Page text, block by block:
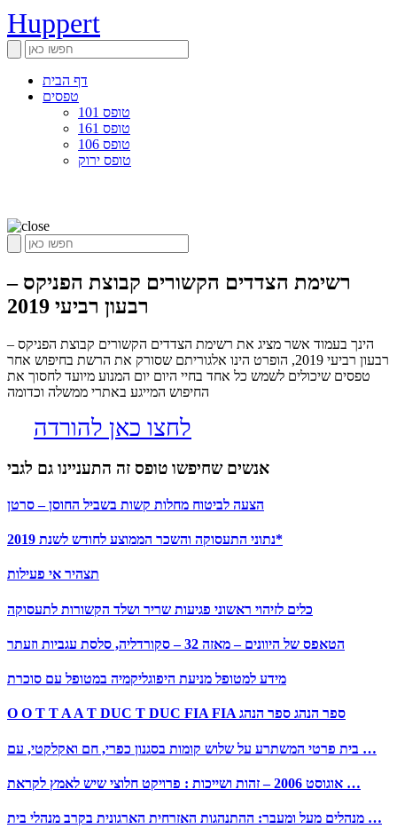
Huppert
דף הבית
טפסים
טופס 101
טופס 161
טופס 106
טופס ירוק
רשימת הצדדים הקשורים קבוצת הפניקס –
רבעון רביעי 2019
הינך בעמוד אשר מציג את רשימת הצדדים הקשורים קבוצת הפניקס –
רבעון רביעי 2019, הופרט הינו אלגוריתם שסורק את הרשת בחיפוש אחר
טפסים שיכולים לשמש כל אחד בחיי היום יום המנוע מיועד לחסוך את
החיפוש המייגע באתרי ממשלה וכדומה
לחצו כאן להורדה
אנשים שחיפשו טופס זה התעניינו גם לגבי
הצעה לביטוח מחלות קשות בשביל החוסן – סרטן
נתוני התעסוקה והשכר הממוצע לחודש לשנת 2019*
תצהיר אי פעילות
כלים לזיהוי ראשוני פגיעות שריר ושלד הקשורות לתעסוקה
הטאפס של היוונים – מאזה 32 – סקורדליה, סלסת עגביות וזעתר
מידע למטופל מניעת היפוגליקמיה במטופל עם סוכרת
O O T T A A T DUC T DUC FIA FIA ספר הנהג ספר הנהג
בית פרטי המשתרע על שלוש קומות בסגנון כפרי, חם ואקלקטי, עם …
אוגוסט 2006 – זהות ושייכות : פרויקט חלוצי שיש לאמץ לקראת …
מנהלים מעל ומעבר: ההתנהגות האזרחית הארגונית בקרב מנהלי בית …